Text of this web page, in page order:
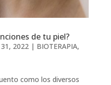
de tu piel?
2022| BIOTERAPIA,
como los diversos